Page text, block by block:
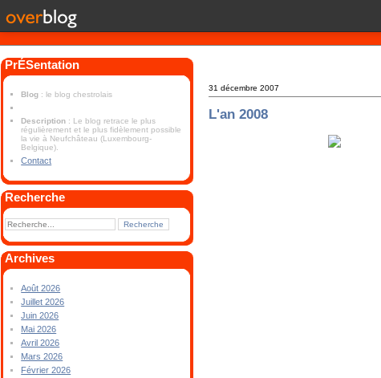
PrÉSentation
Blog : le blog chestrolais
Description : Le blog retrace le plus
régulièrement et le plus fidèlement possible
la vie à Neufchâteau (Luxembourg-
Belgique).
Contact
Recherche
Archives
Août 2026
Juillet 2026
Juin 2026
Mai 2026
Avril 2026
Mars 2026
Février 2026
31 décembre 2007
L'an 2008